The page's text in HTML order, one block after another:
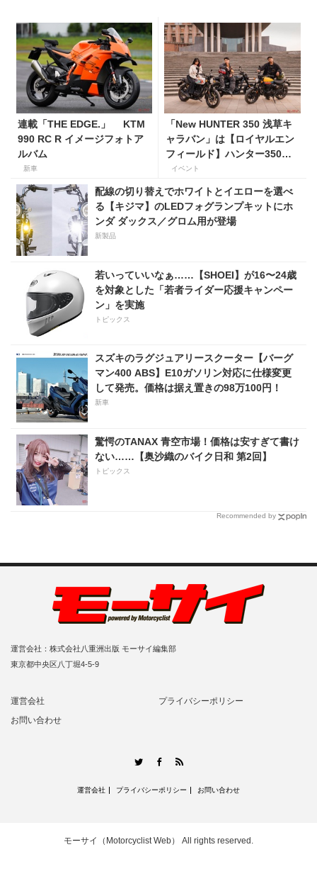
連載「THE EDGE.」 KTM
990 RC R イメージフォトア
ルバム
新車
「New HUNTER 350 浅草キ
ャラバン」は【ロイヤルエン
フィールド】ハンター350の
新色に試乗できるチャンス！
イベント
配線の切り替えでホワイトとイエローを選べ
る【キジマ】のLEDフォグランプキットにホ
ンダ ダックス／グロム用が登場
新製品
若いっていいなぁ……【SHOEI】が16〜24歳
を対象とした「若者ライダー応援キャンペー
ン」を実施
トピックス
スズキのラグジュアリースクーター【バーグ
マン400 ABS】E10ガソリン対応に仕様変更
して発売。価格は据え置きの98万100円！
新車
驚愕のTANAX 青空市場！価格は安すぎて書け
ない……【奥沙織のバイク日和 第2回】
トピックス
Recommended by
運営会社：株式会社八重洲出版 モーサイ編集部
東京都中央区八丁堀4-5-9
運営会社
プライバシーポリシー
お問い合わせ
TwitterFacebook
運営会社 プライバシーポリシー お問い合わせ
モーサイ（Motorcyclist Web） All rights reserved.